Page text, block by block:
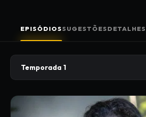
EPISÓDIOSSUGESTÕES DETALHES
Temporada 1